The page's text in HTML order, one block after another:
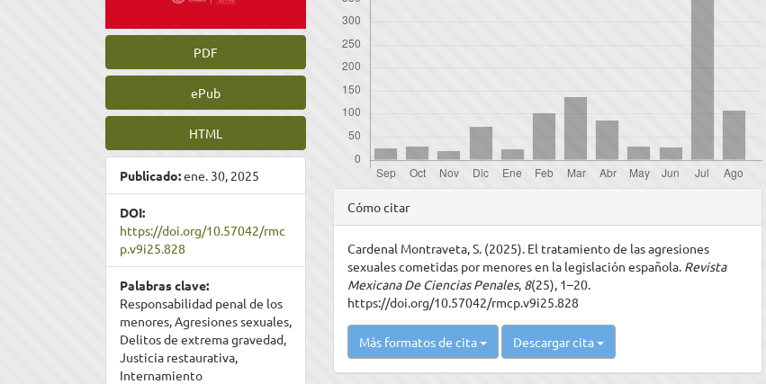
PDF
ePub
HTML
Publicado:ene. 30, 2025
DOI:
https://doi.org/10.57042/rmc
p.v9i25.828
Palabras clave:
Responsabilidad penal de los
menores, Agresiones sexuales,
Delitos de extrema gravedad,
Justicia restaurativa,
Internamiento
Detalles
del
artículo
Cómo citar
Cardenal Montraveta, S. (2025). El tratamiento de las agresiones
sexuales cometidas por menores en la legislación española. Revista
Mexicana De Ciencias Penales, 8(25), 1–20.
https://doi.org/10.57042/rmcp.v9i25.828
Más formatos de cita Descargar cita